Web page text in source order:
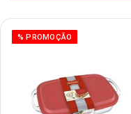
% PROMOÇÃO